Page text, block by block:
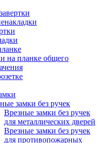
на планке общего
замки без ручек
Врезные замки без ручек
для металлических дверей
Врезные замки без ручек
для противопожарных